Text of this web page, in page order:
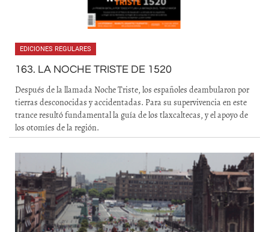
EDICIONES REGULARES
163. LA NOCHE TRISTE DE 1520
Después de la llamada Noche Triste, los españoles deambularon por
tierras desconocidas y accidentadas. Para su supervivencia en este
trance resultó fundamental la guía de los tlaxcaltecas, y el apoyo de
los otomíes de la región.